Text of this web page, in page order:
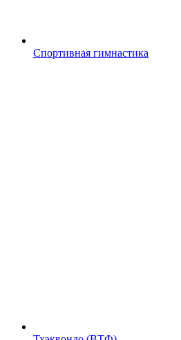
Спортивная гимнастика